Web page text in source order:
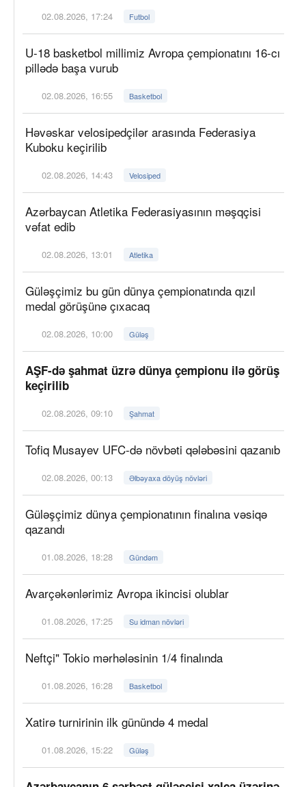
02.08.2026, 17:24 Futbol
U-18 basketbol millimiz Avropa çempionatını 16-cı
pillədə başa vurub
02.08.2026, 16:55 Basketbol
Həvəskar velosipedçilər arasında Federasiya
Kuboku keçirilib
02.08.2026, 14:43 Velosiped
Azərbaycan Atletika Federasiyasının məşqçisi
vəfat edib
02.08.2026, 13:01 Atletika
Güləşçimiz bu gün dünya çempionatında qızıl
medal görüşünə çıxacaq
02.08.2026, 10:00 Güləş
AŞF-də şahmat üzrə dünya çempionu ilə görüş
keçirilib
02.08.2026, 09:10 Şahmat
Tofiq Musayev UFC-də növbəti qələbəsini qazanıb
02.08.2026, 00:13 Əlbəyaxa döyüş növləri
Güləşçimiz dünya çempionatının finalına vəsiqə
qazandı
01.08.2026, 18:28 Gündəm
Avarçəkənlərimiz Avropa ikincisi olublar
01.08.2026, 17:25 Su idman növləri
Neftçi" Tokio mərhələsinin 1/4 finalında
01.08.2026, 16:28 Basketbol
Xatirə turnirinin ilk günündə 4 medal
01.08.2026, 15:22 Güləş